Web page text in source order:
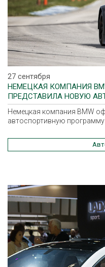
27 сентября
НЕМЕЦКАЯ КОМПАНИЯ
ПРЕДСТАВИЛА НОВУЮ
Немецкая компания BMW
автоспортивную программу